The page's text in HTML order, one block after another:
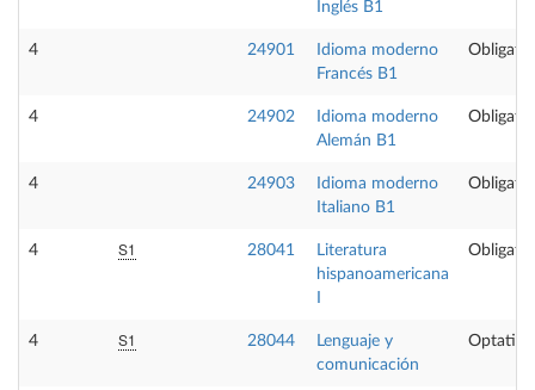
Inglés B1
4 24901
Idioma moderno
Francés B1
4 24902
Idioma moderno
Alemán B1
4 24903
Idioma moderno
Italiano B1
4 S1 28041
Literatura
hispanoamericana
4 S1 28044
Lenguaje y
comunicación
Optativa